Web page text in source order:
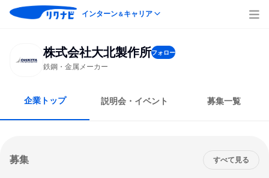
インターン＆キャリア
株式会社大北製作所フォロー
鉄鋼・金属メーカー
企業トップ 説明会・イベント 募集一覧
募集 すべて見る